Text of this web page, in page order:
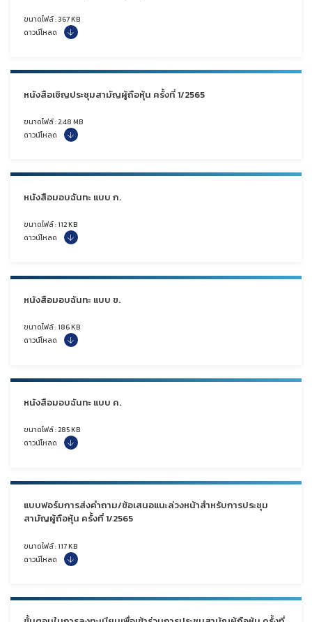
ขนาดไฟล์ : 367 KB
ดาวน์โหลด
หนังสือเชิญประชุมสามัญผู้ถือหุ้น ครั้งที่ 1/2565
ขนาดไฟล์ : 2.48 MB
ดาวน์โหลด
หนังสือมอบฉันทะ แบบ ก.
ขนาดไฟล์ : 112 KB
ดาวน์โหลด
หนังสือมอบฉันทะ แบบ ข.
ขนาดไฟล์ : 186 KB
ดาวน์โหลด
หนังสือมอบฉันทะ แบบ ค.
ขนาดไฟล์ : 285 KB
ดาวน์โหลด
แบบฟอร์มการส่งคำถาม/ข้อเสนอแนะล่วงหน้าสำหรับการประชุม
สามัญผู้ถือหุ้น ครั้งที่ 1/2565
ขนาดไฟล์ : 117 KB
ดาวน์โหลด